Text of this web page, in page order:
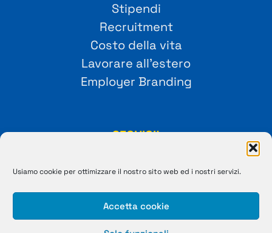
Usiamo cookie per ottimizzare il nostro sito web ed i nostri servizi.
Accetta cookie
Stipendi
Recruitment
Costo della vita
Lavorare all’estero
Employer Branding
SEGUICI!